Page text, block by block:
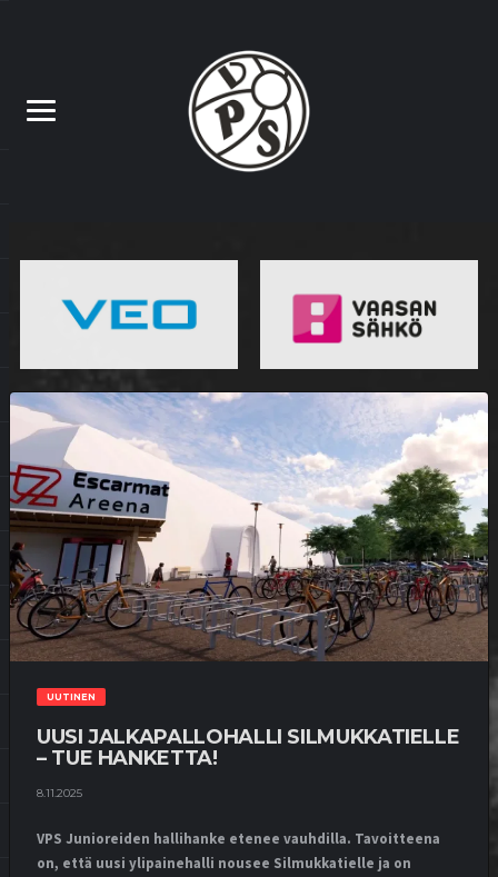
UUTINEN
UUSI JALKAPALLOHALLI SILMUKKATIELLE
– TUE HANKETTA!
8.11.2025
VPS Junioreiden hallihanke etenee vauhdilla. Tavoitteena
on, että uusi ylipainehalli nousee Silmukkatielle ja on